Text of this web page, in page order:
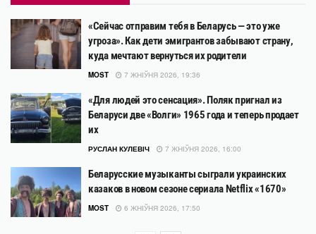
«Сейчас отправим тебя в Беларусь — это уже
угроза». Как дети эмигрантов забывают страну,
куда мечтают вернуться их родители
MOST 7 ЖНІЎНЯ 2026, 19:36
«Для людей это сенсация». Поляк пригнал из
Беларуси две «Волги» 1965 года и теперь продает
их
РУСЛАН КУЛЕВІЧ 7 ЖНІЎНЯ 2026, 16:00
Беларусские музыканты сыграли украинских
казаков в новом сезоне сериала Netflix «1670»
MOST 6 ЖНІЎНЯ 2026, 17:50